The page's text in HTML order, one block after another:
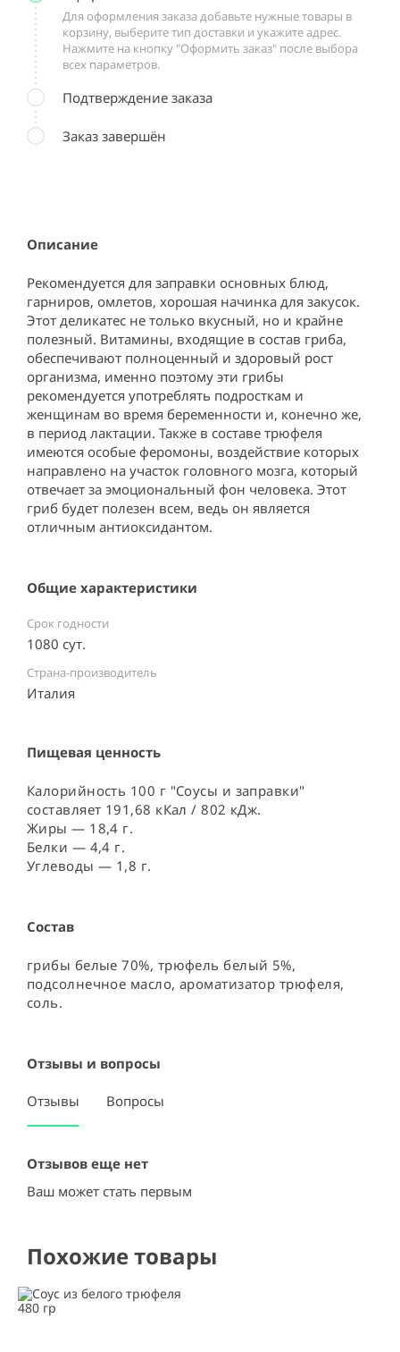
Описание
Рекомендуется для заправки основных блюд,
гарниров, омлетов, хорошая начинка для закусок.
Этот деликатес не только вкусный, но и крайне
полезный. Витамины, входящие в состав гриба,
обеспечивают полноценный и здоровый рост
организма, именно поэтому эти грибы
рекомендуется употреблять подросткам и
женщинам во время беременности и, конечно же,
в период лактации. Также в составе трюфеля
имеются особые феромоны, воздействие которых
направлено на участок головного мозга, который
отвечает за эмоциональный фон человека. Этот
гриб будет полезен всем, ведь он является
отличным антиоксидантом.
Общие характеристики
Срок годности
1080 сут.
Страна-производитель
Италия ⠀
Пищевая ценность
Калорийность 100 г "Cоусы и заправки"
составляет 191,68 кКал / 802 кДж.
Жиры — 18,4 г.
Белки — 4,4 г.
Углеводы — 1,8 г.
Состав
грибы белые 70%, трюфель белый 5%,
подсолнечное масло, ароматизатор трюфеля,
соль.
Отзывы и вопросы
Отзывы Вопросы
Отзывов еще нет
Ваш может стать первым
Для оформления заказа добавьте нужные товары в
корзину, выберите тип доставки и укажите адрес.
Нажмите на кнопку "Оформить заказ" после выбора
всех параметров.
Подтверждение заказа
Заказ завершён
Похожие товары